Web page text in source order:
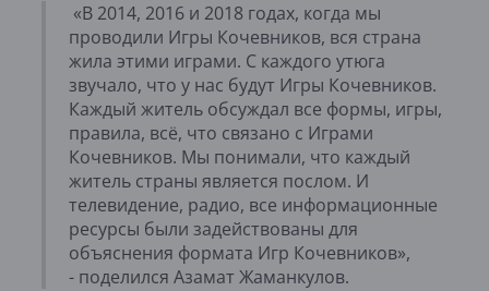
«В 2014, 2016 и 2018 годах, когда мы
проводили Игры Кочевников, вся страна
жила этими играми. С каждого утюга
звучало, что у нас будут Игры Кочевников.
Каждый житель обсуждал все формы, игры,
правила, всё, что связано с Играми
Кочевников. Мы понимали, что каждый
житель страны является послом. И
телевидение, радио, все информационные
ресурсы были задействованы для
объяснения формата Игр Кочевников»,
- поделился Азамат Жаманкулов.